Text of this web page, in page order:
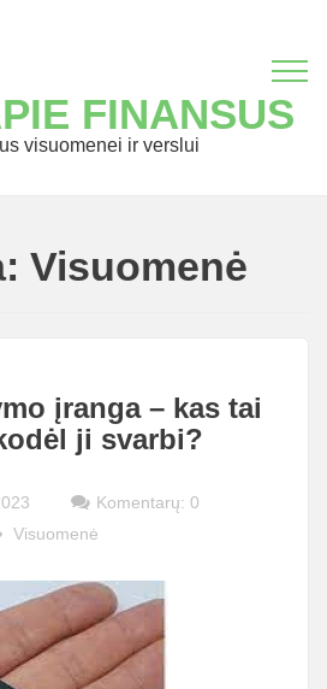
FINANSUS
visuomenei ir verslui
Visuomenė
įranga – kas tai
ji svarbi?
Komentarų: 0
Visuomenė